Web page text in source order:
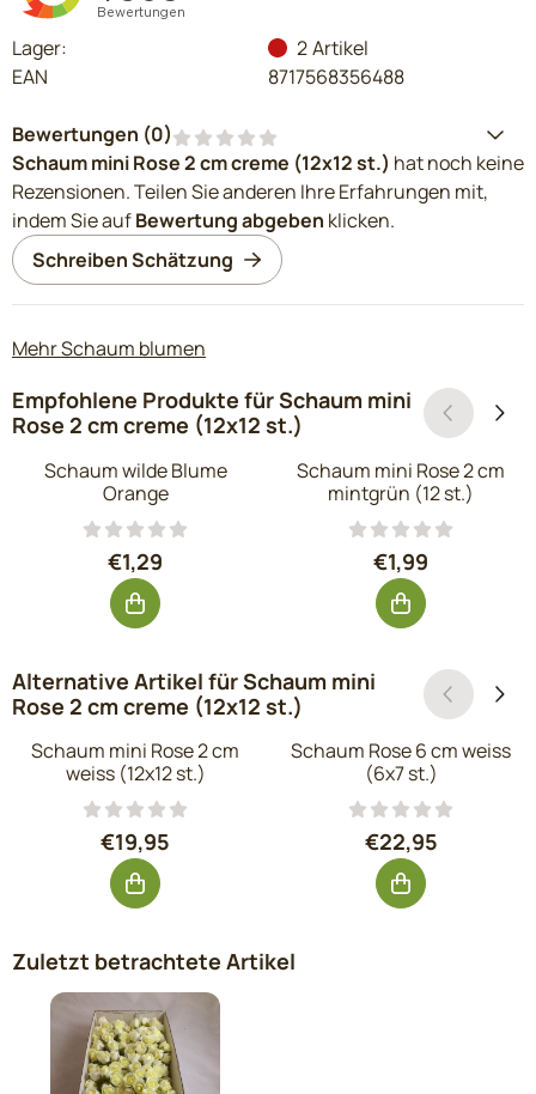
Lager: 2Artikel
EAN
8717568356488
Bewertungen (0)
Schaum mini Rose 2 cm creme (12x12 st.) hat noch keine
Rezensionen. Teilen Sie anderen Ihre Erfahrungen mit,
indem Sie aufBewertung abgeben klicken.
Schreiben Schätzung
Mehr Schaum blumen
Empfohlene Produkte fürSchaum mini
Rose 2 cm creme (12x12 st.)
Schaum wilde Blume
Orange
Preis: 1,29, ohne MwSt.: 1,07
€1,29
Schaum mini Rose 2 cm
mintgrün (12 st.)
Preis: 1,99,
€1,99
Alternative Artikel fürSchaum mini
Rose 2 cm creme (12x12 st.)
Schaum mini Rose 2 cm
weiss (12x12 st.)
Preis: 19,95, ohne MwSt.: 16,49
€19,95
Schaum Rose 6 cm weiss
(6x7 st.)
Preis: 22,95,
€22,95
Zuletzt betrachtete Artikel